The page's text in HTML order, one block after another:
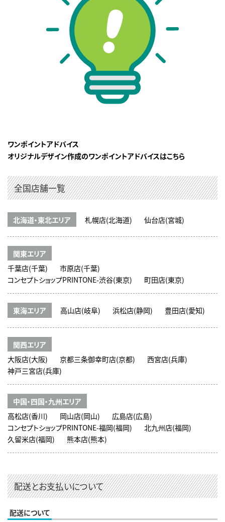
ワンポイントアドバイス
オリジナルデザイン作成のワンポイントアドバイスはこちら
全国店舗一覧
北海道・東北エリア 札幌店(北海道) 仙台店(宮城)
関東エリア
千葉店(千葉)
市原店(千葉)
コンセプトショップPRINTONE-渋谷(東京)
町田店(東京)
東海エリア 高山店(岐阜) 浜松店(静岡) 豊田店(愛知)
関西エリア
大阪店(大阪)
京都三条御幸町店(京都)
西宮店(兵庫)
神戸三宮店(兵庫)
中国・四国・九州エリア
高松店(香川)
岡山店(岡山)
広島店(広島)
コンセプトショップPRINTONE-福岡(福岡)
北九州店(福岡)
久留米店(福岡)
熊本店(熊本)
配送とお支払いについて
配送について